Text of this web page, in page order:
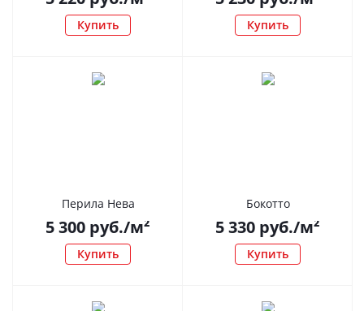
Купить Купить
Перила Нева
5 300 руб./м²
Купить
Бокотто
5 330 руб./м²
Купить